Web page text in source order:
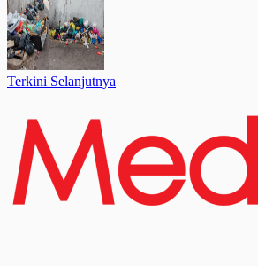
Terkini Selanjutnya